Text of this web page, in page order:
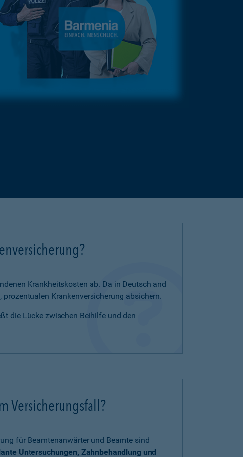
Krankheitskosten ab. Da in Deutschland
Krankenversicherung absichern.
die Lücke zwischen Beihilfe und den
Versicherungsfall?
für Beamtenanwärter und Beamte sind
Untersuchungen, Zahnbehandlung und